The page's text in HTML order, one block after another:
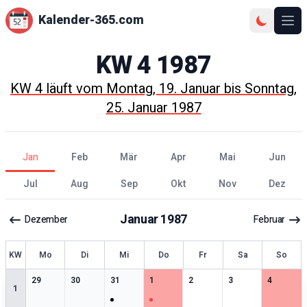
Kalender-365.com
KW4 1987
KW4läuft vomMontag, 19. JanuarbisSonntag,
25. Januar 1987
Jan Feb Mär Apr Mai
Jun
Jul
Aug Sep Okt Nov Dez
Dezember Januar1987 Februar
KW Mo Di Mi Do Fr Sa So
1
29
0særlige datoer
30
0særlige datoer
31
1særlige datoer
11 særlige datoer
2
0særlige datoer
3
0særlige datoer
4
0særlige